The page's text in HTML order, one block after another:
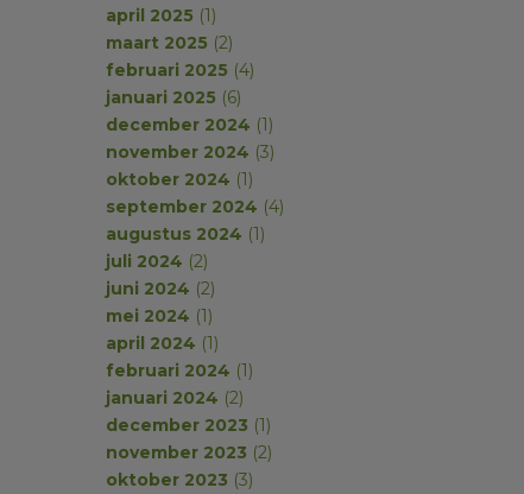
april 2025 (1)
maart 2025 (2)
februari 2025 (4)
januari 2025 (6)
december 2024 (1)
november 2024 (3)
oktober 2024 (1)
september 2024 (4)
augustus 2024 (1)
juli 2024 (2)
juni 2024 (2)
mei 2024 (1)
april 2024 (1)
februari 2024 (1)
januari 2024 (2)
december 2023 (1)
november 2023 (2)
oktober 2023 (3)